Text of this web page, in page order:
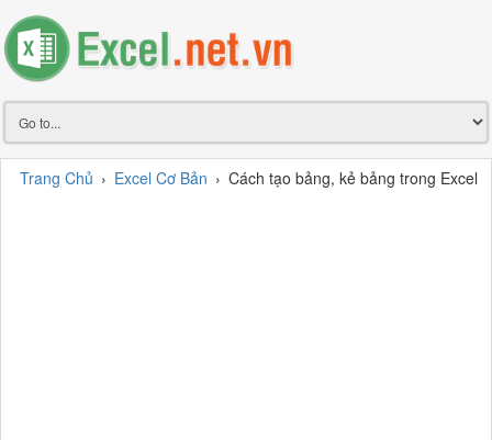
Trang Chủ › Excel Cơ Bản › Cách tạo bảng, kẻ bảng trong Excel